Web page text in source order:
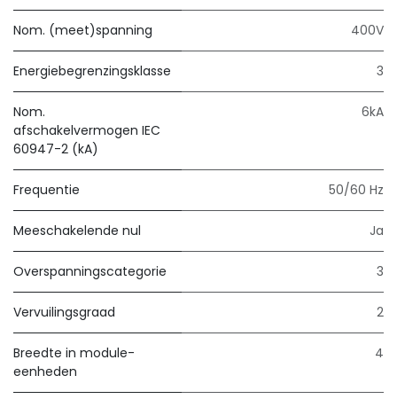
Nom. (meet)spanning 400V
Energiebegrenzingsklasse 3
Nom.
afschakelvermogen IEC
60947-2 (kA)
6kA
Frequentie 50/60 Hz
Meeschakelende nul Ja
Overspanningscategorie 3
Vervuilingsgraad 2
Breedte in module-
eenheden
4